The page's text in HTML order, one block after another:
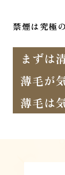
禁煙は究極
まずは
薄毛が
薄毛は